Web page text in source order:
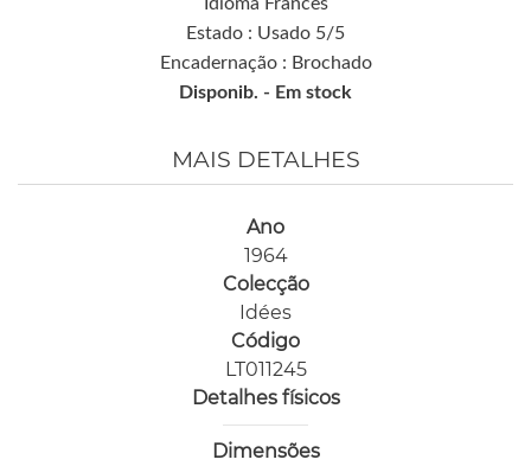
Estado : Usado 5/5
Encadernação : Brochado
Disponib. - Em stock
MAIS DETALHES
Ano
1964
Colecção
Idées
Código
LT011245
Detalhes físicos
Dimensões